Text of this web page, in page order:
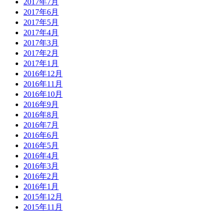
2017年7月
2017年6月
2017年5月
2017年4月
2017年3月
2017年2月
2017年1月
2016年12月
2016年11月
2016年10月
2016年9月
2016年8月
2016年7月
2016年6月
2016年5月
2016年4月
2016年3月
2016年2月
2016年1月
2015年12月
2015年11月